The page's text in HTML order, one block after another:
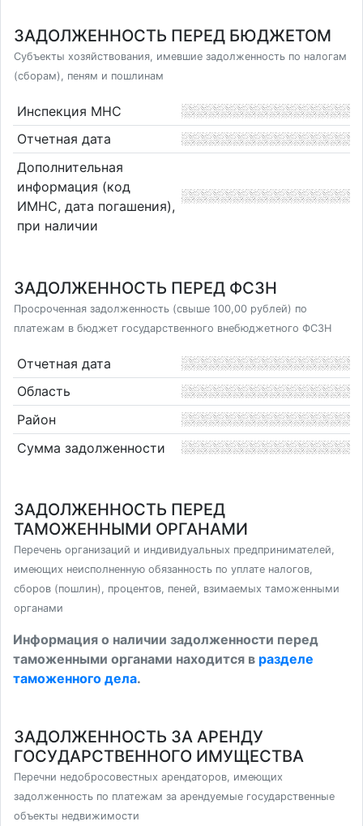
ЗАДОЛЖЕННОСТЬ ПЕРЕД БЮДЖЕТОМ
Субъекты хозяйствования, имевшие задолженность по налогам
(сборам), пеням и пошлинам
Инспекция МНС
Отчетная дата
Дополнительная
информация (код
ИМНС, дата погашения),
при наличии
ЗАДОЛЖЕННОСТЬ ПЕРЕД ФСЗН
Просроченная задолженность (свыше 100,00 рублей) по
платежам в бюджет государственного внебюджетного ФСЗН
Отчетная дата
Область
Район
Сумма задолженности
ЗАДОЛЖЕННОСТЬ ПЕРЕД
ТАМОЖЕННЫМИ ОРГАНАМИ
Перечень организаций и индивидуальных предпринимателей,
имеющих неисполненную обязанность по уплате налогов,
сборов (пошлин), процентов, пеней, взимаемых таможенными
органами
Информация о наличии задолженности перед
таможенными органами находится в разделе
таможенного дела.
ЗАДОЛЖЕННОСТЬ ЗА АРЕНДУ
ГОСУДАРСТВЕННОГО ИМУЩЕСТВА
Перечни недобросовестных арендаторов, имеющих
задолженность по платежам за арендуемые государственные
объекты недвижимости